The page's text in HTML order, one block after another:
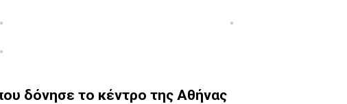
δόνησε το κέντρο της Αθήνας